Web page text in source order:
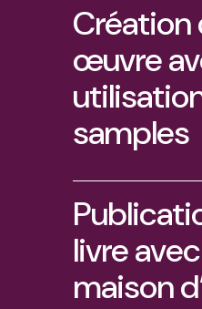
Création
œuvre
samples
livre
maison